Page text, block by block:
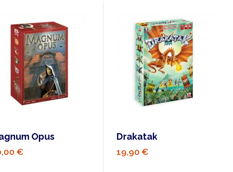
Opus
€
Drakatak
19,90 €